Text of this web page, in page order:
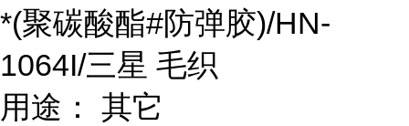
*(聚碳酸酯#防弹胶)/HN-
1064I/三星 毛织
用途： 其它